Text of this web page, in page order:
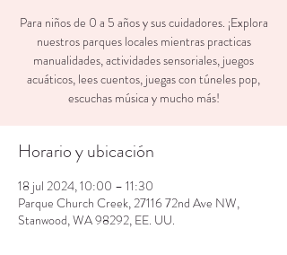
Para niños de 0 a 5 años y sus cuidadores. ¡Explora
nuestros parques locales mientras practicas
manualidades, actividades sensoriales, juegos
acuáticos, lees cuentos, juegas con túneles pop,
escuchas música y mucho más!
Horario y ubicación
18 jul 2024, 10:00 – 11:30
Parque Church Creek, 27116 72nd Ave NW,
Stanwood, WA 98292, EE. UU.